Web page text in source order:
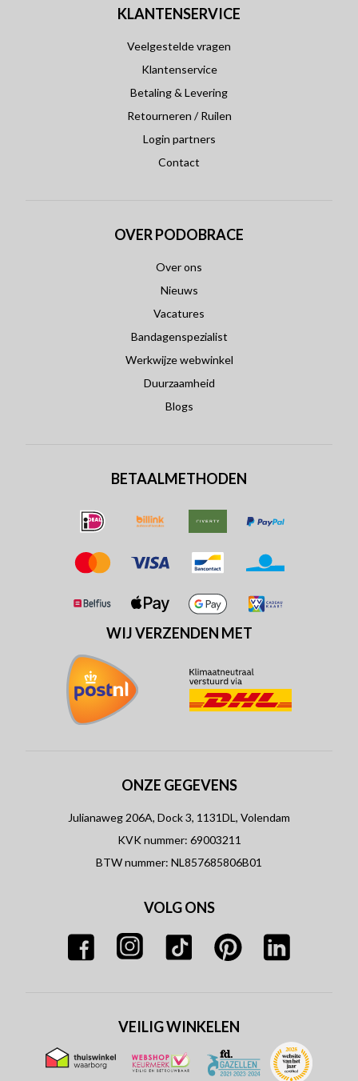
KLANTENSERVICE
Veelgestelde vragen
Klantenservice
Betaling & Levering
Retourneren / Ruilen
Login partners
Contact
OVER PODOBRACE
Over ons
Nieuws
Vacatures
Bandagenspezialist
Werkwijze webwinkel
Duurzaamheid
Blogs
BETAALMETHODEN
WIJ VERZENDEN MET
ONZE GEGEVENS
Julianaweg 206A, Dock 3, 1131DL, Volendam
KVK nummer: 69003211
BTW nummer: NL857685806B01
VOLG ONS
VEILIG WINKELEN